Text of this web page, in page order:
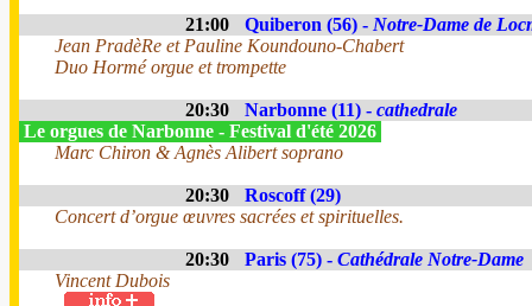
21:00 Quiberon (56) - Notre-Dame de
Jean PradèRe et Pauline Koundouno-Chabert
Duo Hormé orgue et trompette
20:30 Narbonne (11) - cathedrale
Le orgues de Narbonne - Festival d'été 2026
Marc Chiron & Agnès Alibert soprano
20:30
Roscoff (29)
Concert d’orgue œuvres sacrées et spirituelles.
20:30 Paris (75) - Cathédrale Notre-Dame
Vincent Dubois